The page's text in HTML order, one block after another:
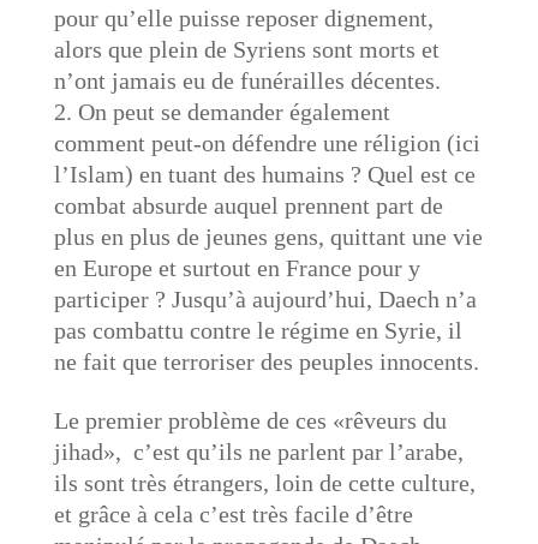
pour qu’elle puisse reposer dignement,
alors que plein de Syriens sont morts et
n’ont jamais eu de funérailles décentes.
On peut se demander également
comment peut-on défendre une réligion (ici
l’Islam) en tuant des humains ? Quel est ce
combat absurde auquel prennent part de
plus en plus de jeunes gens, quittant une vie
en Europe et surtout en France pour y
participer ? Jusqu’à aujourd’hui, Daech n’a
pas combattu contre le régime en Syrie, il
ne fait que terroriser des peuples innocents.
Le premier problème de ces «rêveurs du
jihad», c’est qu’ils ne parlent par l’arabe,
ils sont très étrangers, loin de cette culture,
et grâce à cela c’est très facile d’être